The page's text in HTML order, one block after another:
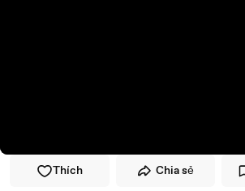
Thích Chia sẻ